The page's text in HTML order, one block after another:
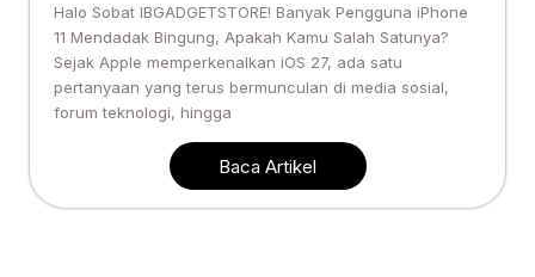
Halo Sobat IBGADGETSTORE! Banyak Pengguna iPhone
11 Mendadak Bingung, Apakah Kamu Salah Satunya?
Sejak Apple memperkenalkan iOS 27, ada satu
pertanyaan yang terus bermunculan di media sosial,
forum teknologi, hingga
Baca Artikel